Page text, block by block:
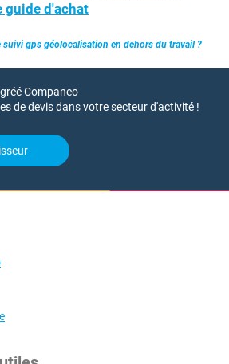
guide d'achat
gps géolocalisation en dehors du travail ?
Companeo
de devis dans votre secteur d'activité !